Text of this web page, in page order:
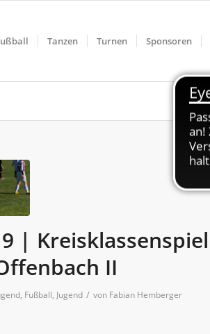
Tanzen Turnen Sponsoren
| Kreisklassenspiel
II
, Fußball, Jugend / von Fabian Hemberger